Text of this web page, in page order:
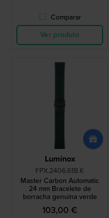
Comparar
Ver produto
Luminox
FPX.2406.61B.K
Master Carbon Automatic
24 mm Bracelete de
borracha genuína verde
103,00 €